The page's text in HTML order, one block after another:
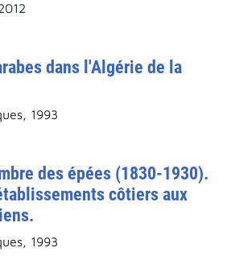
dans l'Algérie de la
1993
des épées (1830-1930).
côtiers aux
1993